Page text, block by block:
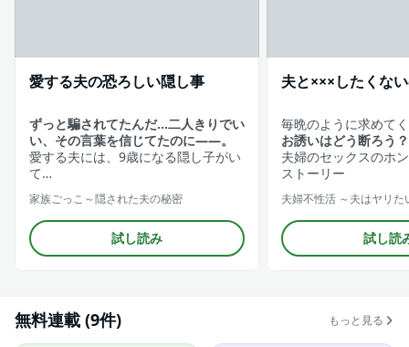
愛する夫の恐ろしい隠し事
ずっと騙されてたんだ…二人きりでい
い、その言葉を信じてたのに——。
愛する夫には、9歳になる隠し子がい
て…
家族ごっこ～隠された夫の秘密
試し読み
夫と×××したくな
毎晩のように求めて
お誘いはどう断ろう？
夫婦のセックスのホ
ストーリー
試し読
無料連載 (9件) もっと見る